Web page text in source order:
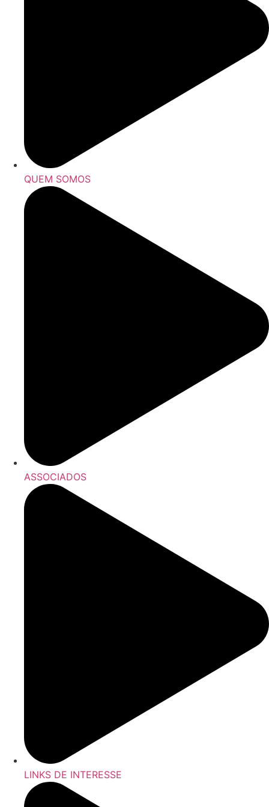
QUEM SOMOS
ASSOCIADOS
LINKS DE INTERESSE